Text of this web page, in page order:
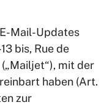
Mail-Updates
bis, Rue de
mit der
haben (Art.
zur